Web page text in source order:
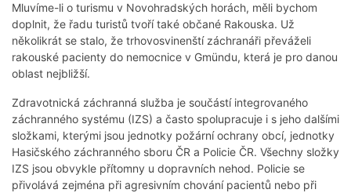
Mluvíme-li o turismu v Novohradských horách, měli bychom
doplnit, že řadu turistů tvoří také občané Rakouska. Už
několikrát se stalo, že trhovosvinenští záchranáři převáželi
rakouské pacienty do nemocnice v Gmündu, která je pro danou
oblast nejbližší.
Zdravotnická záchranná služba je součástí integrovaného
záchranného systému (IZS) a často spolupracuje i s jeho dalšími
složkami, kterými jsou jednotky požární ochrany obcí, jednotky
Hasičského záchranného sboru ČR a Policie ČR. Všechny složky
IZS jsou obvykle přítomny u dopravních nehod. Policie se
přivolává zejména při agresivním chování pacientů nebo při